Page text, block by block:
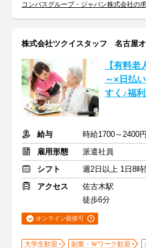
コンパスグループ・ジャパン株式会社の
株式会社ツクイスタッフ 名古屋
【有料老
～×日払
すく♪福
給与
時給1700～2400
雇用形態
派遣社員
シフト
週2日以上 1日8
アクセス
佐古木駅
徒歩6分
オンライン面接可
大学生歓迎 副業・Ｗワーク歓迎